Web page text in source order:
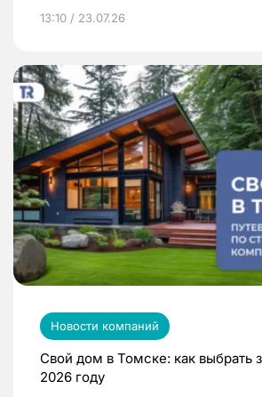
13:10 / 23.07.26
Новости компаний
Свой дом в Томске: как выбрать
2026 году